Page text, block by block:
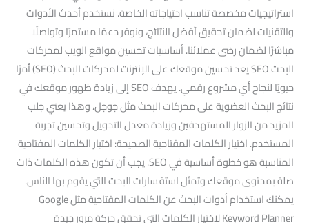
استراتيجيات مخصصة تناسب احتياجاته الخاصة. نستخدم أحدث الأدوات
والتقنيات لضمان تحقيق أفضل النتائج، ونوفر دعمًا مستمرًا وتواصلًا
مباشرًا لضمان رضى عملائنا. أساسيات تحسين مواقع الويب لمحركات
البحث SEO يعد تحسين موقعك على الإنترنت لمحركات البحث (SEO) أمرًا
حيويًا لنجاح أي مشروع رقمي. يهدف SEO إلى زيادة ظهور موقعك في
نتائج البحث العضوية على محركات البحث مثل جوجل، وهذا يعني جلب
المزيد من الزوار المستهدفين وزيادة معدل التحويل وتحسين تجربة
المستخدم. اختيار الكلمات المفتاحية الصحيحة: اختيار الكلمات المفتاحية
المناسبة هو خطوة أساسية في SEO. يجب أن تكون هذه الكلمات ذات
صلة بمحتوى موقعك وتمثل استفسارات البحث التي يقوم بها الناس.
يمكنك استخدام أدوات البحث عن الكلمات المفتاحية مثل Google
Keyword Planner لاختيار الكلمات التي تحقق حركة مرور جيدة